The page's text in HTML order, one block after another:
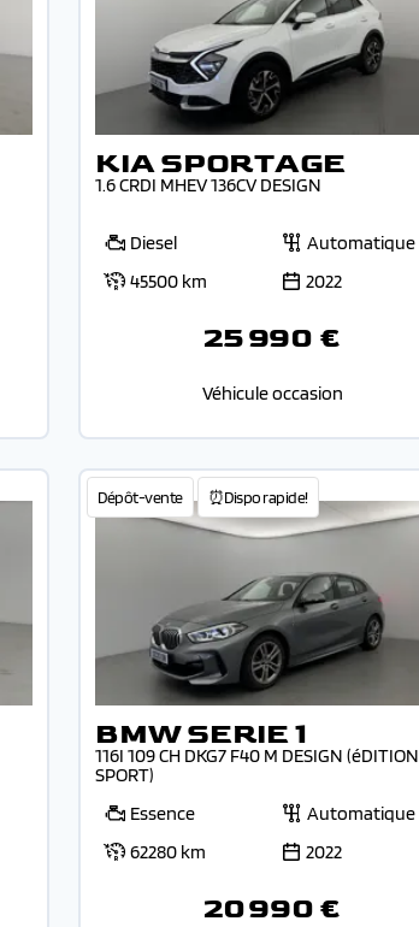
KIA SPORTAGE
1.6 CRDI MHEV 136CV DESIGN
Diesel
Automatique
45500 km
2022
25 990 €
Véhicule occasion
Dépôt-vente ⏰Dispo rapide!
BMW SERIE 1
116I 109 CH DKG7 F40 M DESIGN (éDITION
SPORT)
Essence
Automatique
62280 km
2022
20 990 €